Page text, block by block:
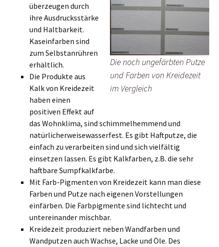
Die noch ungefärbten Putze
und Farben von Kreidezeit
im Vergleich
überzeugen durch
ihre Ausdrucksstärke
und Haltbarkeit.
Kaseinfarben sind
zum Selbstanrühren
erhältlich.
Die Produkte aus
Kalk von Kreidezeit
haben einen
positiven Effekt auf
das Wohnklima, sind schimmelhemmend und
natürlicherweisewasserfest. Es gibt Haftputze, die
einfach zu verarbeiten sind und sich vielfältig
einsetzen lassen. Es gibt Kalkfarben, z.B. die sehr
haftbare Sumpfkalkfarbe.
Mit Farb-Pigmenten von Kreidezeit kann man diese
Farben und Putze nach eigenen Vorstellungen
einfärben. Die Farbpigmente sind lichtecht und
untereinander mischbar.
Kreidezeit produziert neben Wandfarben und
Wandputzen auch Wachse, Lacke und Öle. Des